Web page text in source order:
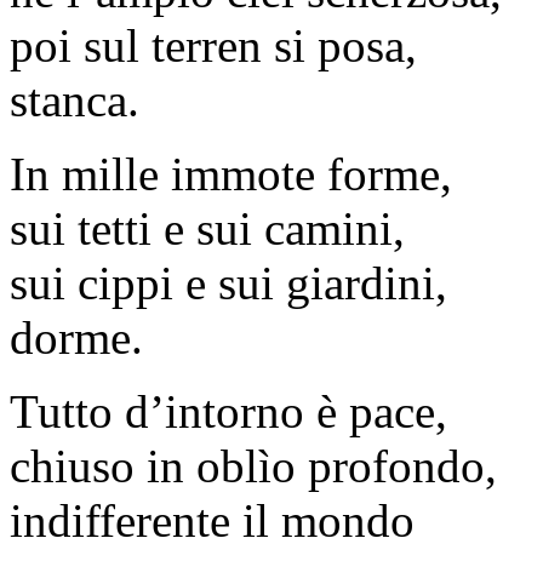
poi sul terren si posa,
stanca.
In mille immote forme,
sui tetti e sui camini,
sui cippi e sui giardini,
dorme.
Tutto d’intorno è pace,
chiuso in oblìo profondo,
indifferente il mondo